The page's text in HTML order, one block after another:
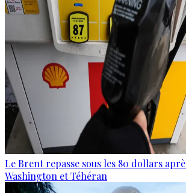
Le Brent repasse sous les 80 dollars
Washington et Téhéran